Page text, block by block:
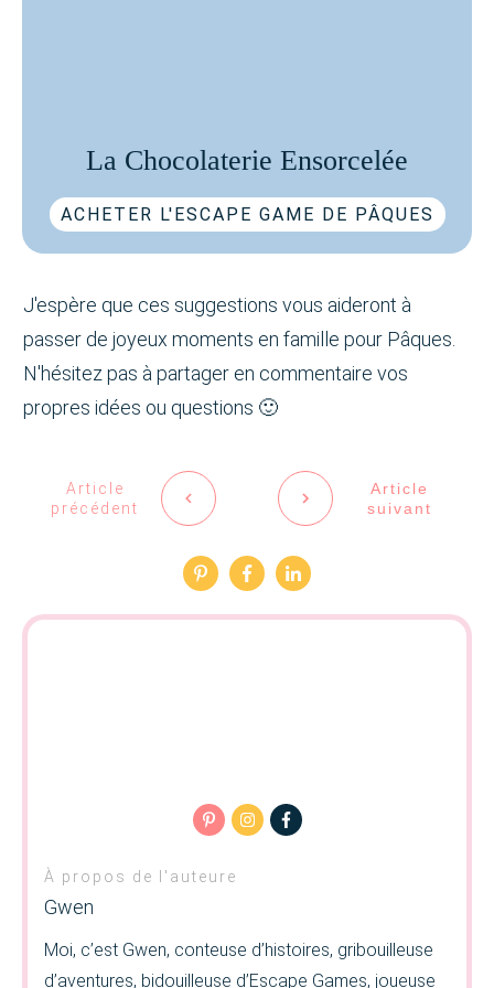
La Chocolaterie Ensorcelée
ACHETER L'ESCAPE GAME DE PÂQUES
J'espère que ces suggestions vous aideront à
passer de joyeux moments en famille pour Pâques.
N'hésitez pas à partager en commentaire vos
propres idées ou questions 🙂
Article
précédent
Article
suivant
À propos de l'auteure
Gwen
Moi, c’est Gwen, conteuse d’histoires, gribouilleuse
d’aventures, bidouilleuse d’Escape Games, joueuse